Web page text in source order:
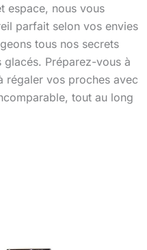
espace, nous vous
parfait selon vos envies
tous nos secrets
glacés. Préparez-vous à
régaler vos proches avec
tout au long